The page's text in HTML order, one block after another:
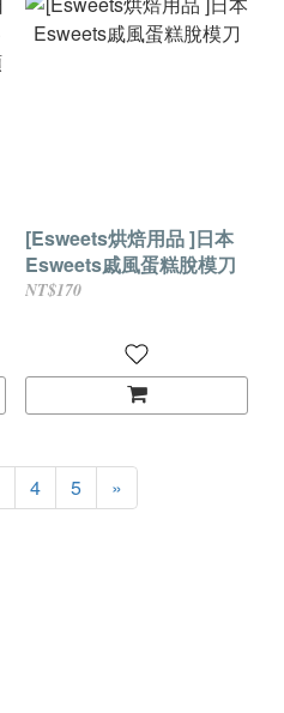
[Esweets烘焙用品 ]日本
Esweets戚風蛋糕脫模刀
NT$170
4 5 »